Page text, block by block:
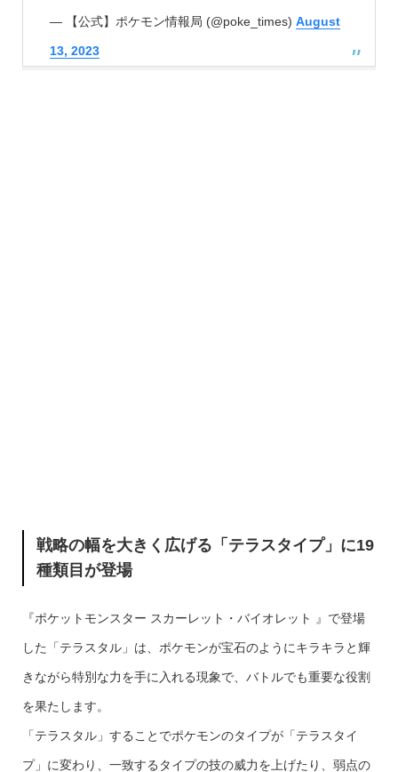
— 【公式】ポケモン情報局 (@poke_times) August
13, 2023
戦略の幅を大きく広げる「テラスタイプ」に19
種類目が登場
『ポケットモンスター スカーレット・バイオレット 』で登場
した「テラスタル」は、ポケモンが宝石のようにキラキラと輝
きながら特別な力を手に入れる現象で、バトルでも重要な役割
を果たします。
「テラスタル」することでポケモンのタイプが「テラスタイ
プ」に変わり、一致するタイプの技の威力を上げたり、弱点の